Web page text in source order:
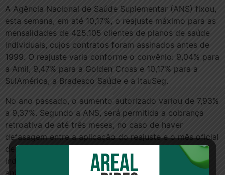
A Agência Nacional de Saúde Suplementar (ANS) fixou,
esta semana, em até 10,17%, o reajuste máximo para as
mensalidades de 425.105 clientes de planos de saúde
individuais, cujos contratos foram assinados antes de
1999. O reajuste varia conforme o convênio: 9,04% para
a Amil, 9,47% para a Golden Cross e 10,17% para a
SulAmérica, a Bradesco Saúde e a ItauSeg.
No ano passado, o aumento autorizado variou de 7,93%
a 9,37%. Segundo a ANS, será permitida a cobrança
retroativa de até três meses, no caso de haver
defasagem entre a aplicação do reajuste e o mês oficial
de correção das mensalidades. Para os contratos
individuais assinados após 1999, o teto de correção
anual foi divulgado em julho e ficou em 9,04%.